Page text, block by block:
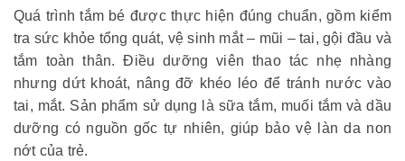
Quá trình tắm bé được thực hiện đúng chuẩn, gồm kiểm
tra sức khỏe tổng quát, vệ sinh mắt – mũi – tai, gội đầu và
tắm toàn thân. Điều dưỡng viên thao tác nhẹ nhàng
nhưng dứt khoát, nâng đỡ khéo léo để tránh nước vào
tai, mắt. Sản phẩm sử dụng là sữa tắm, muối tắm và dầu
dưỡng có nguồn gốc tự nhiên, giúp bảo vệ làn da non
nớt của trẻ.